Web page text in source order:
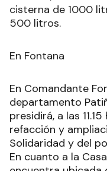
cisterna de 1000
500 litros.
En Fontana
En Comandante
departamento
presidirá, a las
refacción y
Solidaridad y del
En cuanto a la